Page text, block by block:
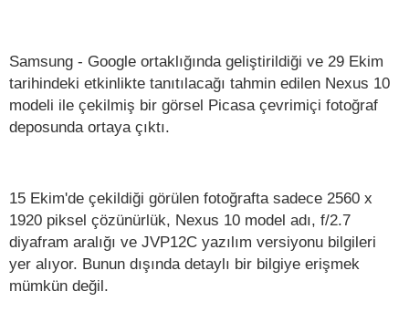
Samsung - Google ortaklığında geliştirildiği ve 29 Ekim
tarihindeki etkinlikte tanıtılacağı tahmin edilen Nexus 10
modeli ile çekilmiş bir görsel Picasa çevrimiçi fotoğraf
deposunda ortaya çıktı.
15 Ekim'de çekildiği görülen fotoğrafta sadece 2560 x
1920 piksel çözünürlük, Nexus 10 model adı, f/2.7
diyafram aralığı ve JVP12C yazılım versiyonu bilgileri
yer alıyor. Bunun dışında detaylı bir bilgiye erişmek
mümkün değil.